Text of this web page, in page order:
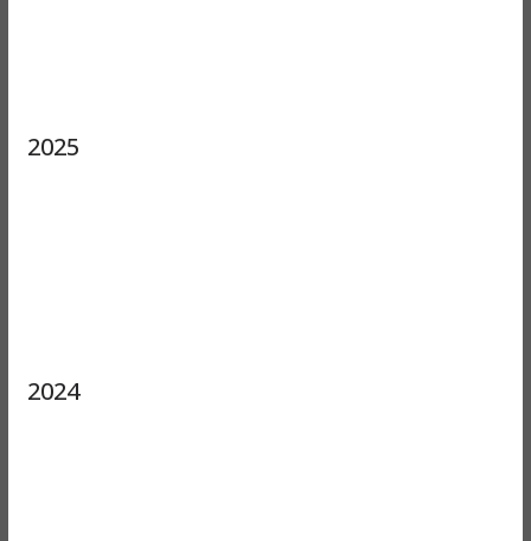
2025
2024